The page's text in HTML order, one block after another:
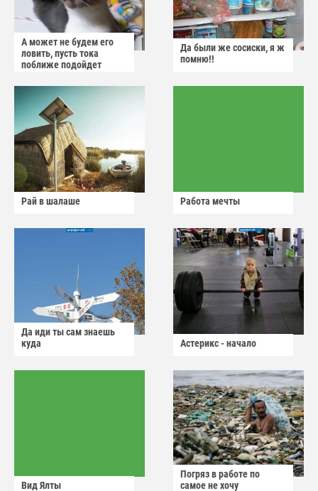
А может не будем его
ловить, пусть тока
поближе подойдет
Да были же сосиски, я ж
помню!!
Рай в шалаше Работа мечты
Да иди ты сам знаешь
куда
Астерикс - начало
Вид Ялты
Погряз в работе по
самое не хочу